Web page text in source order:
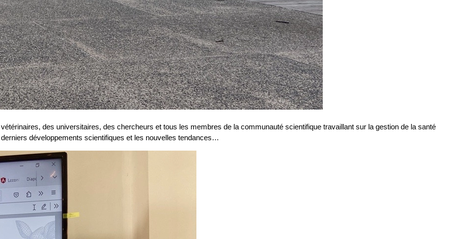
des universitaires, des chercheurs et tous les membres de la communauté scientifique travaillant sur la gestion de la santé
développements scientifiques et les nouvelles tendances…